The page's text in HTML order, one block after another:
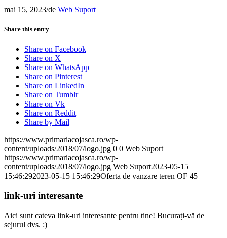
mai 15, 2023/de Web Suport
Share this entry
Share on Facebook
Share on X
Share on WhatsApp
Share on Pinterest
Share on LinkedIn
Share on Tumblr
Share on Vk
Share on Reddit
Share by Mail
https://www.primariacojasca.ro/wp-
content/uploads/2018/07/logo.jpg 0 0 Web Suport
https://www.primariacojasca.ro/wp-
content/uploads/2018/07/logo.jpg Web Suport2023-05-15
15:46:292023-05-15 15:46:29Oferta de vanzare teren OF 45
link-uri interesante
Aici sunt cateva link-uri interesante pentru tine! Bucurați-vă de
sejurul dvs. :)